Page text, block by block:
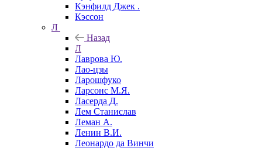
Кэнфилд Джек .
Кэссон
Л
Назад
Л
Лаврова Ю.
Лао-цзы
Ларошфуко
Ларсонс М.Я.
Ласерда Д.
Лем Станислав
Леман А.
Ленин В.И.
Леонардо да Винчи